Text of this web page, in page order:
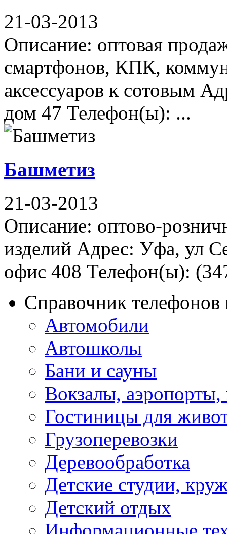
21-03-2013
Описание: оптовая
смартфонов, КПК,
аксессуаров к сотовым
дом 47 Телефон(ы): ...
Башметиз
21-03-2013
Описание: оптово-
изделий Адрес: Уфа, ул
офис 408 Телефон(ы):
Справочник
Автомобили
Автошколы
Бани и сауны
Вокзалы,
Гостиницы для
Грузоперевозки
Деревообработка
Детские студии,
Детский отдых